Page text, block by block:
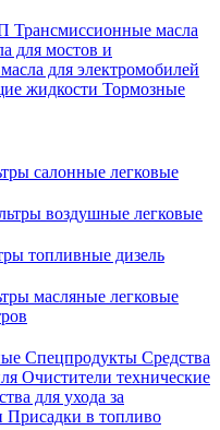
Трансмиссионные масла
для мостов и
для электромобилей
жидкости Тормозные
салонные легковые
воздушные легковые
топливные дизель
масляные легковые
Спецпродукты Средства
Очистители технические
для ухода за
Присадки в топливо